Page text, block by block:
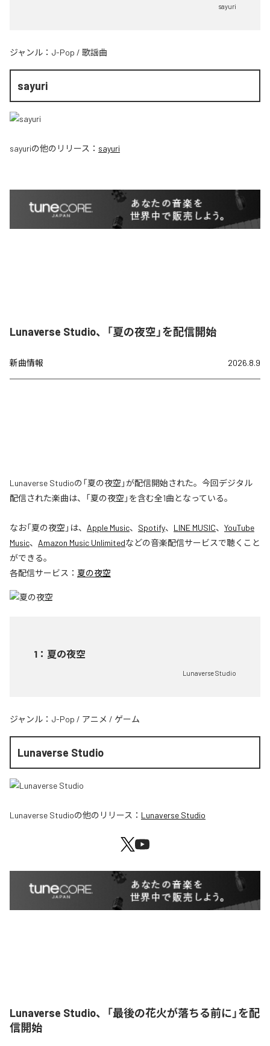
sayuri
ジャンル： J-Pop / 歌謡曲
sayuri
sayuriの他のリリース： sayuri
Lunaverse Studio、「夏の夜空」を配信開始
新曲情報 2026.8.9
Lunaverse Studioの「夏の夜空」が配信開始された。今回デジタル
配信された楽曲は、「夏の夜空」を含む全1曲となっている。
なお「夏の夜空 」は、 Apple Music、 Spotify、 LINE MUSIC、 YouTube
Music、 Amazon Music Unlimitedなどの音楽配信サービスで聴くこと
ができる。
各配信サービス： 夏の夜空
1 ： 夏の夜空
Lunaverse Studio
ジャンル： J-Pop / アニメ / ゲーム
Lunaverse Studio
Lunaverse Studioの他のリリース： Lunaverse Studio
Lunaverse Studio、「最後の花火が落ちる前に」を配
信開始